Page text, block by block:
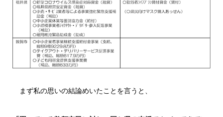
まず私の思いの結論めいたことを言うと、